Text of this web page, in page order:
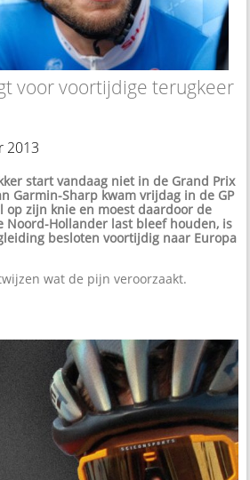
voor voortijdige terugkeer
2013
start vandaag niet in de Grand Prix
Garmin-Sharp kwam vrijdag in de GP
op zijn knie en moest daardoor de
Noord-Hollander last bleef houden, is
besloten voortijdig naar Europa
wat de pijn veroorzaakt.